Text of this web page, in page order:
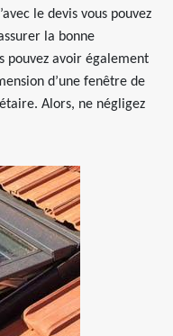
le devis vous pouvez
la bonne
pouvez avoir également
d’une fenêtre de
Alors, ne négligez